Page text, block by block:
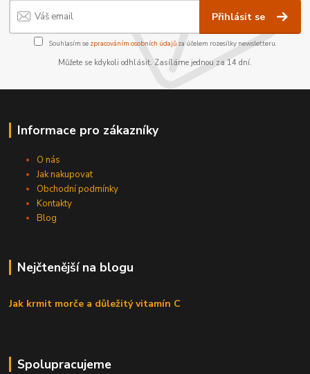
Přihlásit se
Souhlasím se zpracováním osobních údajůza účelem rozesílky newsletteru.
Můžete se kdykoli odhlásit. Zasíláme jednou za 14 dní.
Informace pro zákazníky
O nás
Jak nakupovat
Obchodní podmínky
Kontakty
Blog
Nejčtenější na blogu
Jak krmit morče a důležitý vitamín C
Spolupracujeme